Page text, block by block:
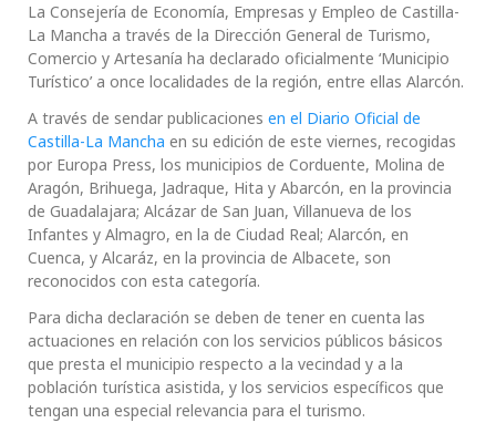
La Consejería de Economía, Empresas y Empleo de Castilla-
La Mancha a través de la Dirección General de Turismo,
Comercio y Artesanía ha declarado oficialmente ‘Municipio
Turístico’ a once localidades de la región, entre ellas Alarcón.
A través de sendar publicaciones en el Diario Oficial de
Castilla-La Mancha en su edición de este viernes, recogidas
por Europa Press, los municipios de Corduente, Molina de
Aragón, Brihuega, Jadraque, Hita y Abarcón, en la provincia
de Guadalajara; Alcázar de San Juan, Villanueva de los
Infantes y Almagro, en la de Ciudad Real; Alarcón, en
Cuenca, y Alcaráz, en la provincia de Albacete, son
reconocidos con esta categoría.
Para dicha declaración se deben de tener en cuenta las
actuaciones en relación con los servicios públicos básicos
que presta el municipio respecto a la vecindad y a la
población turística asistida, y los servicios específicos que
tengan una especial relevancia para el turismo.